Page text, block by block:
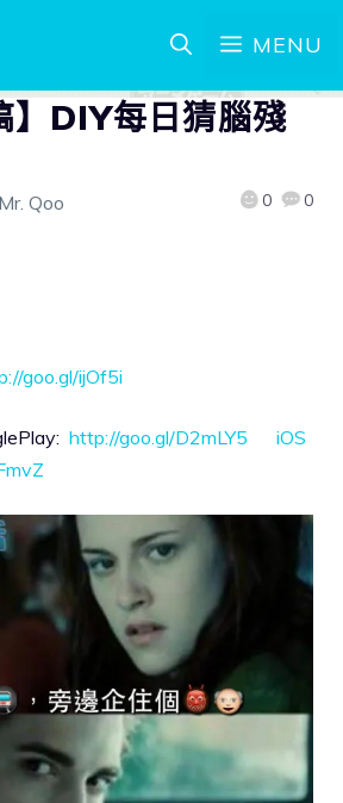
MENU
】DIY每日猜腦殘
Mr. Qoo 0 0
goo.gl/ijOf5i
http://goo.gl/D2mLY5 iOS